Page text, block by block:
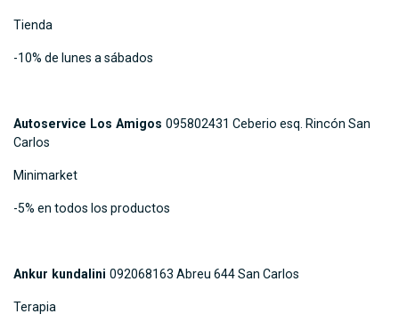
Tienda
-10% de lunes a sábados
Autoservice Los Amigos 095802431 Ceberio esq. Rincón San
Carlos
Minimarket
-5% en todos los productos
Ankur kundalini 092068163 Abreu 644 San Carlos
Terapia